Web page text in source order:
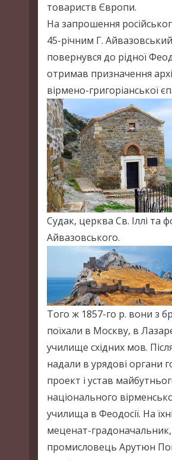
товариств Європи.
На запрошення
45-річним Г. Айвазовський
повернувся до рідної
отримав призначення
вірмено-григоріанської
Судак, церква Св. Іллі та
Айвазовського.
Того ж 1857-го р. вони з
поїхали в Москву, в
училище східних мов.
надали в урядові органи
проект і устав
національного
училища в Феодосії. На
меценат-градоначальник,
промисловець Арутюн